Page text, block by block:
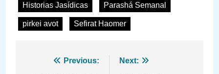
Historias Jasídicas Parashá Semanal
pirkei avot Sefirat Haomer
Navegación
Previous: Next: